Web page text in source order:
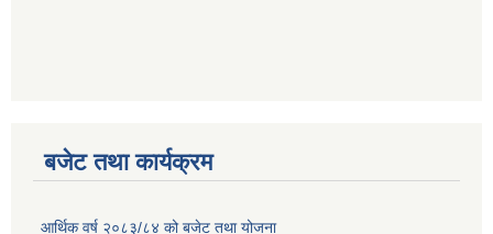
बजेट तथा कार्यक्रम
आर्थिक वर्ष २०८३/८४ को बजेट तथा योजना